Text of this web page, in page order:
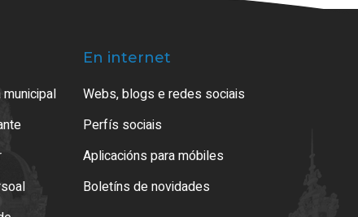
En internet
Webs, blogs e redes sociais
Perfís sociais
Aplicacións para móbiles
Boletíns de novidades